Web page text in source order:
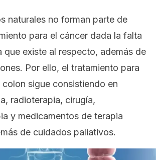
naturales no forman parte de
para el cáncer dada la falta
que existe al respecto, además de
Por ello, el tratamiento para
colon sigue consistiendo en
radioterapia, cirugía,
y medicamentos de terapia
de cuidados paliativos.